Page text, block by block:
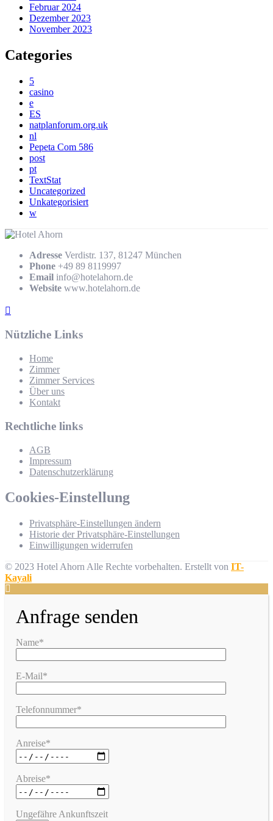
Februar 2024
Dezember 2023
November 2023
Categories
5
casino
e
ES
natplanforum.org.uk
nl
Pepeta Com 586
post
pt
TextStat
Uncategorized
Unkategorisiert
w
Adresse Verdistr. 137, 81247 München
Phone +49 89 8119997
Email info@hotelahorn.de
Website www.hotelahorn.de
Nützliche Links
Home
Zimmer
Zimmer Services
Über uns
Kontakt
Rechtliche links
AGB
Impressum
Datenschutzerklärung
Cookies-Einstellung
Privatsphäre-Einstellungen ändern
Historie der Privatsphäre-Einstellungen
Einwilligungen widerrufen
© 2023 Hotel Ahorn Alle Rechte vorbehalten. Erstellt von IT-
Kayali
Anfrage senden
Name*
E-Mail*
Telefonnummer*
Anreise*
Abreise*
Ungefähre Ankunftszeit